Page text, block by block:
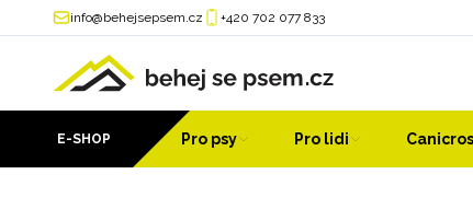
info@behejsepsem.cz +420 702 077 833
E-SHOP Pro psy Pro lidi